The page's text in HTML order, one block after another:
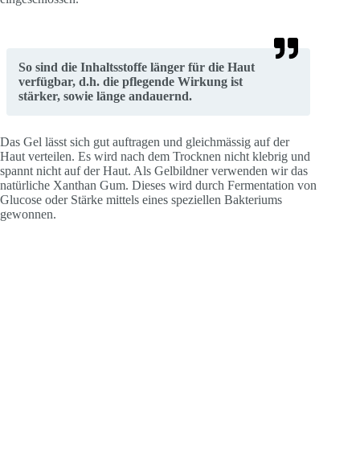
So sind die Inhaltsstoffe länger für die Haut
verfügbar, d.h. die pflegende Wirkung ist
stärker, sowie länge andauernd.
Das Gel lässt sich gut auftragen und gleichmässig auf der
Haut verteilen. Es wird nach dem Trocknen nicht klebrig und
spannt nicht auf der Haut. Als Gelbildner verwenden wir das
natürliche Xanthan Gum. Dieses wird durch Fermentation von
Glucose oder Stärke mittels eines speziellen Bakteriums
gewonnen.